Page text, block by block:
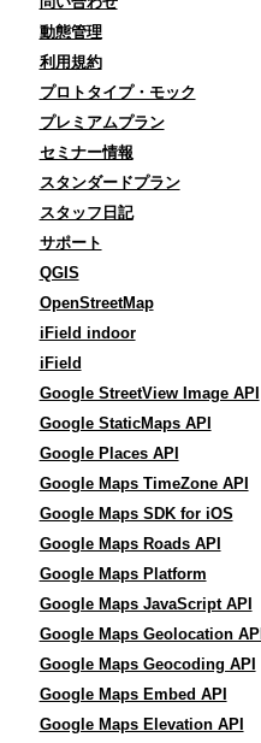
動態管理
利用規約
プロトタイプ・モック
プレミアムプラン
セミナー情報
スタンダードプラン
スタッフ日記
サポート
QGIS
OpenStreetMap
iField indoor
iField
Google StreetView Image API
Google StaticMaps API
Google Places API
Google Maps TimeZone API
Google Maps SDK for iOS
Google Maps Roads API
Google Maps Platform
Google Maps JavaScript API
Google Maps Geolocation API
Google Maps Geocoding API
Google Maps Embed API
Google Maps Elevation API